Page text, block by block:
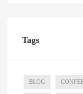
Tags
BLOG